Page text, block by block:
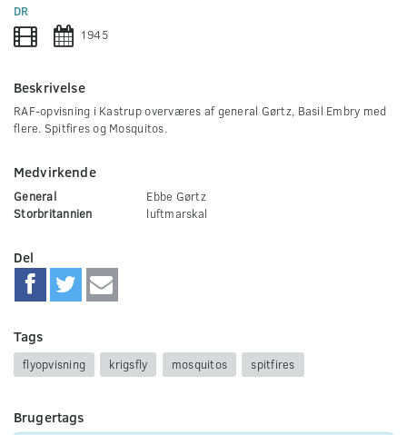
0
seconds
DR
1945
Beskrivelse
RAF-opvisning i Kastrup overværes af general Gørtz, Basil Embry med
flere. Spitfires og Mosquitos.
Medvirkende
General
Ebbe Gørtz
Storbritannien
luftmarskal
Del
Tags
flyopvisning krigsfly mosquitos spitfires
Brugertags